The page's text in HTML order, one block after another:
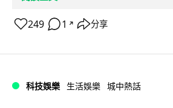
249 1 ↗ 分享
科技娛樂 生活娛樂 城中熱話